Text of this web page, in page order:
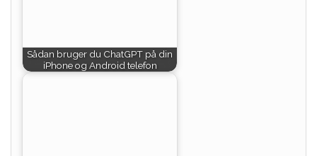
Sådan bruger du ChatGPT på din
iPhone og Android telefon